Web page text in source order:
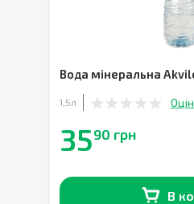
Вода мінеральна
1,5л
3590 грн
В